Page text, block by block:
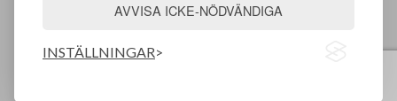
AVVISA ICKE-NÖDVÄNDIGA
INSTÄLLNINGAR
© Argonova Auktionsplattform 2026